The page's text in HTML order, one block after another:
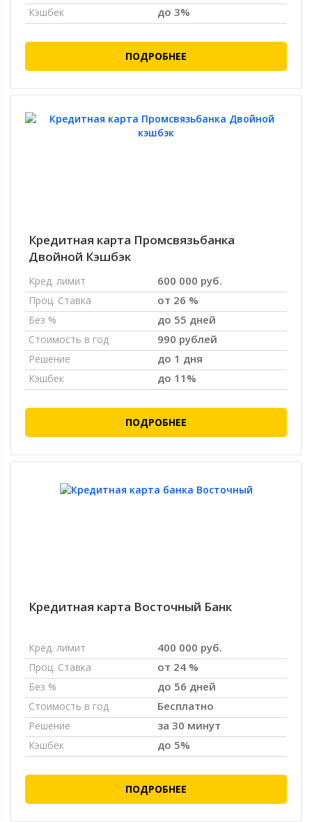
Кэшбек до 3%
ПОДРОБНЕЕ
Кредитная карта Промсвязьбанка
Двойной Кэшбэк
Кред. лимит 600 000 руб.
Проц. Ставка от 26 %
Без % до 55 дней
Стоимость в год 990 рублей
Решение до 1 дня
Кэшбек до 11%
ПОДРОБНЕЕ
Кредитная карта Восточный Банк
Кред. лимит 400 000 руб.
Проц. Ставка от 24 %
Без % до 56 дней
Стоимость в год Бесплатно
Решение за 30 минут
Кэшбек до 5%
ПОДРОБНЕЕ